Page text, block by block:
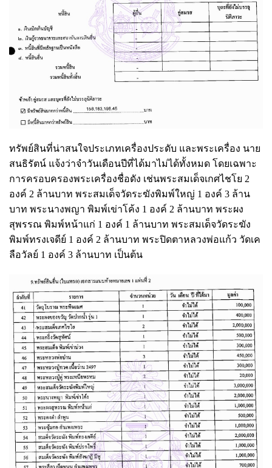
ทรัพย์สินที่น่าสนใจประเภทเครื่องประดับ และพระเครื่อง นาย
สนธิรัตน์ แจ้งว่าจำวันเดือนปีที่ได้มาไม่ได้ทั้งหมด โดยเฉพาะ
การครอบครองพระเครื่องชื่อดัง เช่นพระสมเด็จเกศไชโย 2
องค์ 2 ล้านบาท พระสมเด็จวัดระฆังพิมพ์ใหญ่ 1 องค์ 3 ล้าน
บาท พระนางพญา พิมพ์เข่าโค้ง 1 องค์ 2 ล้านบาท พระผง
สุพรรณ พิมพ์หน้าแก่ 1 องค์ 1 ล้านบาท พระสมเด็จวัดระฆัง
พิมพ์ทรงเจดีย์ 1 องค์ 2 ล้านบาท พระปิดตาหลวงพ่อแก้ว วัดเค
ลือวัลย์ 1 องค์ 3 ล้านบาท เป็นต้น